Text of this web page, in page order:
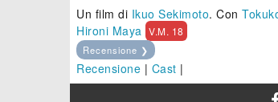
Un film di Ikuo Sekimoto. Con
Hironi Maya V.M. 18
Recensione ❯
Recensione | Cast |